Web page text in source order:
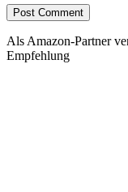
Als Amazon-Partner
Empfehlung